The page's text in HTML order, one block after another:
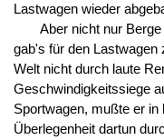
Lastwagen wieder
Aber nicht nur
gab's für den Lastwagen
Welt nicht durch laute
Geschwindigkeitssiege
Sportwagen, mußte er
Überlegenheit dartun